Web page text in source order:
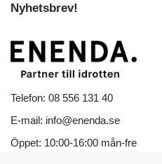
Telefon: 08 556 131 40
E-mail: info@enenda.se
Öppet: 10:00-16:00 mån-fre
Nyhetsbrev!